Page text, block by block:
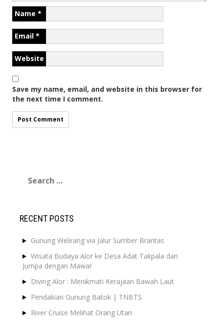
Name *
Email *
Website
Save my name, email, and website in this browser for
the next time I comment.
for:
RECENT POSTS
Gunung Welirang via Jalur Sumber Brantas
Wisata Budaya Alor ke Desa Adat Takpala dan
Jumpa dengan Mawar
Diving Alor : Menikmati Kerajaan Bawah Laut
Pendakian Gunung Batok | TNBTS
River Cruise Melihat Orang Utan